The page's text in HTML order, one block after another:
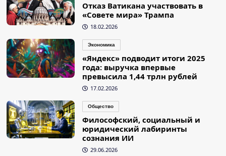
Отказ Ватикана участвовать в
«Совете мира» Трампа
18.02.2026
Экономика
«Яндекс» подводит итоги 2025
года: выручка впервые
превысила 1,44 трлн рублей
17.02.2026
Общество
Философский, социальный и
юридический лабиринты
сознания ИИ
29.06.2026